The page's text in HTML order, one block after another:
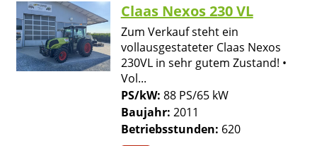
Claas Nexos 230 VL
Zum Verkauf steht ein
vollausgestateter Claas Nexos
230VL in sehr gutem Zustand! •
Vol...
PS/kW: 88 PS/65 kW
Baujahr: 2011
Betriebsstunden: 620